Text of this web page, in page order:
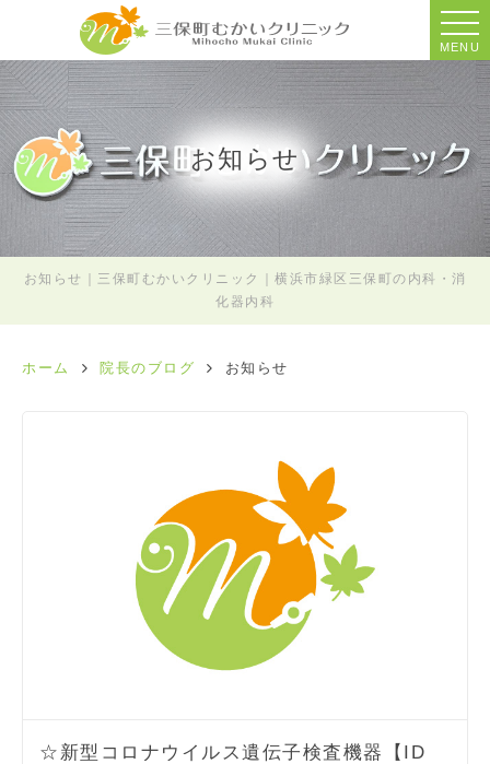
MENU
お知らせ
お知らせ｜三保町むかいクリニック｜横浜市緑区三保町の内科・消
化器内科
ホーム 院長のブログ お知らせ
☆新型コロナウイルス遺伝子検査機器【ID